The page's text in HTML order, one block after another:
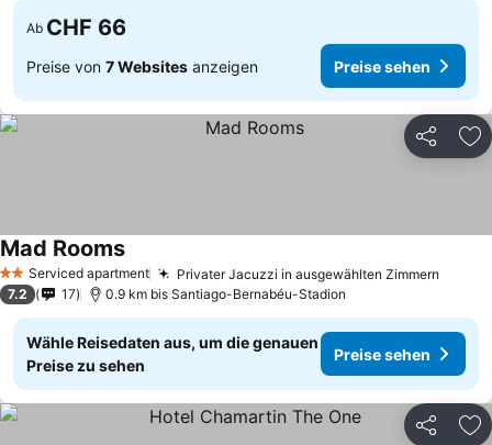
Ab CHF 66
Preise von 7 Websites anzeigen Preise sehen
Teilen
2 SterneServiced apartment Privater Jacuzzi in ausgewählten Zimmern
Mad RoomsPreise sehen
7.2 17 0.9 km bis Santiago-Bernabéu-Stadion
Wähle Reisedaten aus, um die genauen
Preise zu sehen
Preise sehen
Teilen